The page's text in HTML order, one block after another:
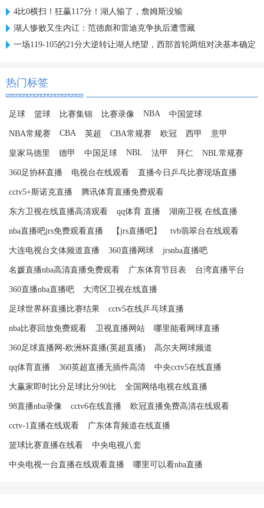
4比0横扫！狂赢117分！湖人输了，詹姆斯没输
湖人惨败又生内讧：范德彪和雷迪克争执后遭雪藏
一场119-105的21分大逆转让湖人绝望，西部首轮两组对决基本确定
热门标签
足球 篮球 比赛集锦 比赛录像 NBA 中国篮球
NBA常规赛 CBA 英超 CBA常规赛 欧冠 西甲 意甲
皇家马德里 德甲 中国足球 NBL 法甲 拜仁 NBL常规赛
360足协杯直播 电视台在线观看 直播今日乒乓比赛现场直播
cctv5+斯诺克直播 腾讯体育直播免费观看
东方卫视在线直播高清观看 qq体育 直播 湖南卫视 在线直播
nba直播吧jrs免费观看直播 【jrs直播吧】 tvb翡翠台在线观看
大连电视台文体频道直播 360直播网球 jrsnba直播吧
名媛直播nba高清直播免费观看 广东体育节目表 台湾直播平台
360直播nba直播吧 大湾区卫视在线直播
足球世界杯直播比赛结果 cctv5在线乒乓球直播
nba比赛回放免费观看 卫视直播网站 哪里能看网球直播
360足球直播网-欧洲杯直播(英超直播) 高尔夫网球频道
qq体育直播 360英超直播无插件高清 中央cctv5在线直播
大赢家即时比分足球比分90比 全国网络电视在线直播
98直播nba录像 cctv6在线直播 欧冠直播免费高清在线观看
cctv-1直播在线观看 广东体育频道在线直播
篮球比赛直播在线看 中央电视八套
中央电视一台直播在线观看直播 哪里可以看nba直播